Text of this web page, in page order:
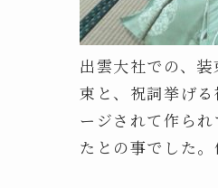
出雲大社での、
束と、祝詞挙げ
ージされて作ら
たとの事でした